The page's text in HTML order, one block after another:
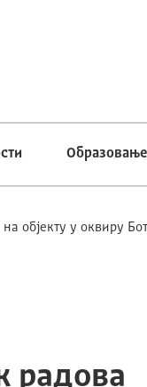
Образовање
објекту у оквиру
радова